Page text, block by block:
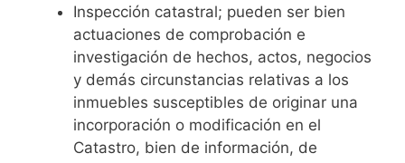
Inspección catastral; pueden ser bien
actuaciones de comprobación e
investigación de hechos, actos, negocios
y demás circunstancias relativas a los
inmuebles susceptibles de originar una
incorporación o modificación en el
Catastro, bien de información, de